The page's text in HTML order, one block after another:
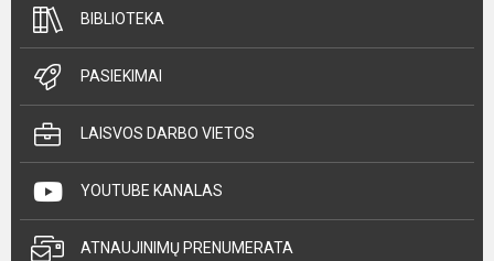
BIBLIOTEKA
PASIEKIMAI
LAISVOS DARBO VIETOS
YOUTUBE KANALAS
ATNAUJINIMŲ PRENUMERATA